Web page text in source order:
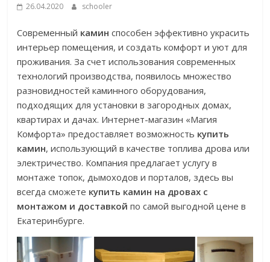
26.04.2020 schooler
Современный камин способен эффективно украсить
интерьер помещения, и создать комфорт и уют для
проживания. За счет использования современных
технологий производства, появилось множество
разновидностей каминного оборудования,
подходящих для установки в загородных домах,
квартирах и дачах. Интернет-магазин «Магия
Комфорта» предоставляет возможность купить
камин, использующий в качестве топлива дрова или
электричество. Компания предлагает услугу в
монтаже топок, дымоходов и порталов, здесь вы
всегда сможете купить камин на дровах с
монтажом и доставкой по самой выгодной цене в
Екатеринбурге.